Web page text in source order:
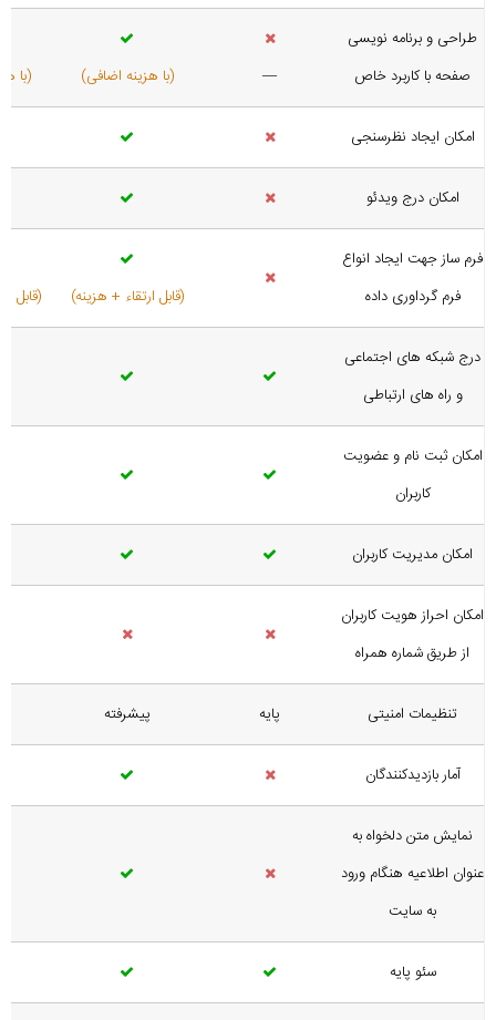
طراحی و برنامه نویسی
صفحه با کاربرد خاص
— (با هزینه اضافی) (با
امکان ایجاد نظرسنجی
امکان درج ویدئو
فرم ساز جهت ایجاد انواع
فرم گرداوری داده
(قابل ارتقاء + هزینه) (قابل
درج شبکه های اجتماعی
و راه های ارتباطی
امکان ثبت نام و عضویت
کاربران
امکان مدیریت کاربران
امکان احراز هویت کاربران
از طریق شماره همراه
تنظیمات امنیتی پایه پیشرفته
آمار بازدیدکنندگان
نمایش متن دلخواه به
عنوان اطلاعیه هنگام ورود
به سایت
سئو پایه